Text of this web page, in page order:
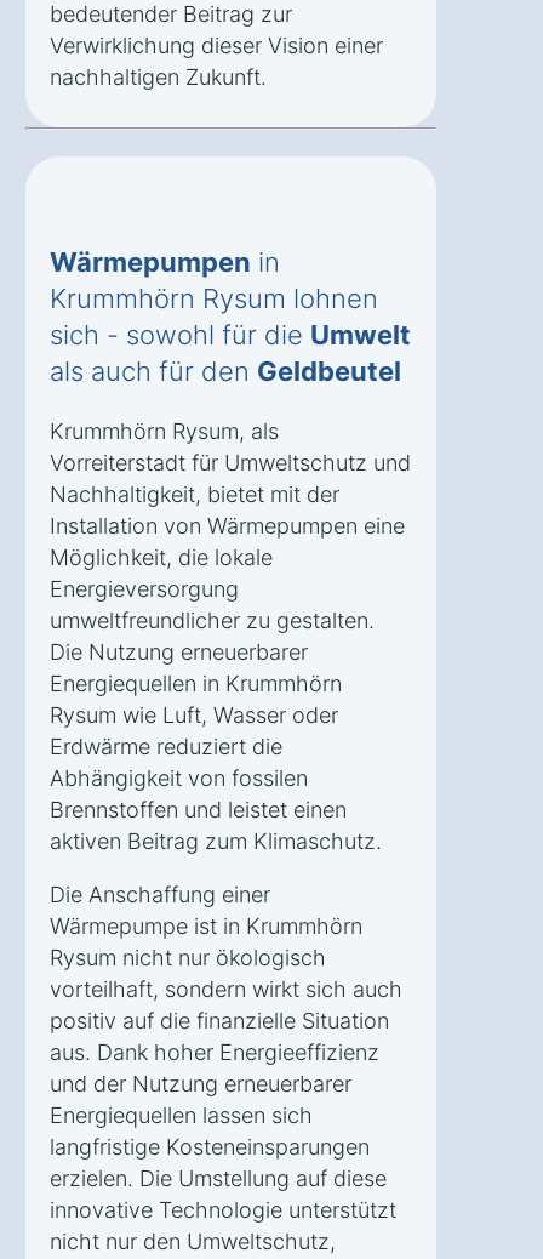
bedeutender Beitrag zur
Verwirklichung dieser Vision einer
nachhaltigen Zukunft.
Wärmepumpen in
Krummhörn Rysum lohnen
sich - sowohl für die Umwelt
als auch für den Geldbeutel
Krummhörn Rysum, als
Vorreiterstadt für Umweltschutz und
Nachhaltigkeit, bietet mit der
Installation von Wärmepumpen eine
Möglichkeit, die lokale
Energieversorgung
umweltfreundlicher zu gestalten.
Die Nutzung erneuerbarer
Energiequellen in Krummhörn
Rysum wie Luft, Wasser oder
Erdwärme reduziert die
Abhängigkeit von fossilen
Brennstoffen und leistet einen
aktiven Beitrag zum Klimaschutz.
Die Anschaffung einer
Wärmepumpe ist in Krummhörn
Rysum nicht nur ökologisch
vorteilhaft, sondern wirkt sich auch
positiv auf die finanzielle Situation
aus. Dank hoher Energieeffizienz
und der Nutzung erneuerbarer
Energiequellen lassen sich
langfristige Kosteneinsparungen
erzielen. Die Umstellung auf diese
innovative Technologie unterstützt
nicht nur den Umweltschutz,